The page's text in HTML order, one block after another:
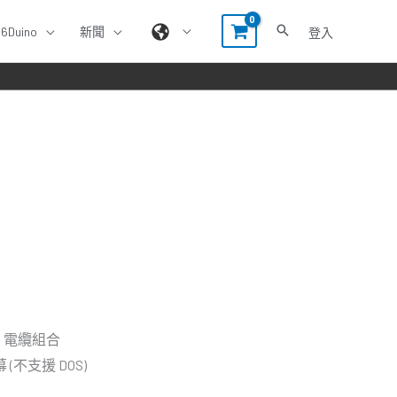
新聞 登入
電纜組合
不支援 DOS)